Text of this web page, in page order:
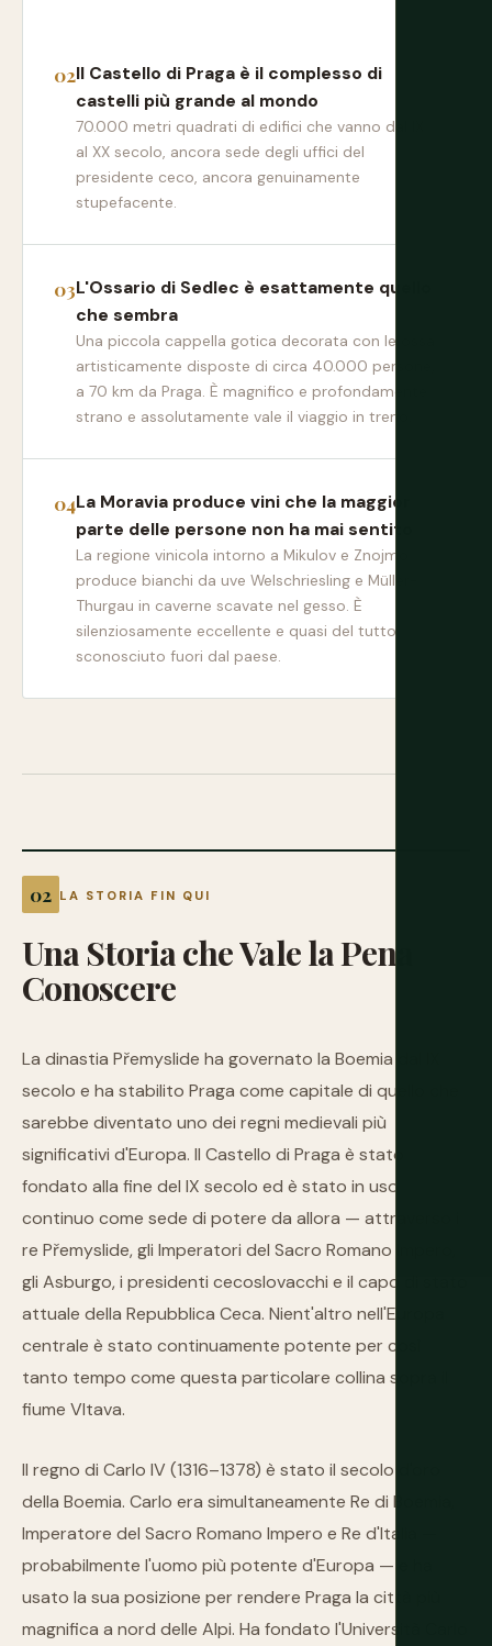
Il Castello di Praga è il complesso di
castelli più grande al mondo
70.000 metri quadrati di edifici che vanno dal IX
al XX secolo, ancora sede degli uffici del
presidente ceco, ancora genuinamente
stupefacente.
L'Ossario di Sedlec è esattamente quello
che sembra
Una piccola cappella gotica decorata con le ossa
artisticamente disposte di circa 40.000 persone,
a 70 km da Praga. È magnifico e profondamente
strano e assolutamente vale il viaggio in treno.
La Moravia produce vini che la maggior
parte delle persone non ha mai sentito
La regione vinicola intorno a Mikulov e Znojmo
produce bianchi da uve Welschriesling e Müller-
Thurgau in caverne scavate nel gesso. È
silenziosamente eccellente e quasi del tutto
sconosciuto fuori dal paese.
LA STORIA FIN QUI
UnaStoriacheValelaPena
Conoscere
La dinastia Přemyslide ha governato la Boemia dal IX
secolo e ha stabilito Praga come capitale di quello che
sarebbe diventato uno dei regni medievali più
significativi d'Europa. Il Castello di Praga è stato
fondato alla fine del IX secolo ed è stato in uso
continuo come sede di potere da allora — attraverso i
re Přemyslide, gli Imperatori del Sacro Romano Impero,
gli Asburgo, i presidenti cecoslovacchi e il capo di stato
attuale della Repubblica Ceca. Nient'altro nell'Europa
centrale è stato continuamente potente per così
tanto tempo come questa particolare collina sopra il
fiume Vltava.
Il regno di Carlo IV (1316–1378) è stato il secolo d'oro
della Boemia. Carlo era simultaneamente Re di Boemia,
Imperatore del Sacro Romano Impero e Re d'Italia —
probabilmente l'uomo più potente d'Europa — e ha
usato la sua posizione per rendere Praga la città più
magnifica a nord delle Alpi. Ha fondato l'Università Carlo